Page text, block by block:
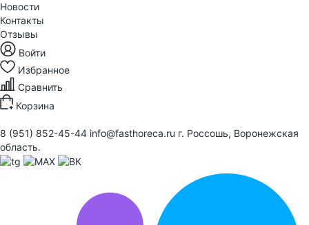
Новости
Контакты
Отзывы
Войти
Избранное
Сравнить
Корзина
8 (951) 852-45-44 info@fasthoreca.ru г. Россошь, Воронежская
область.